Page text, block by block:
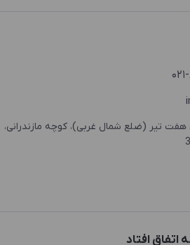
هفت تیر (ضلع شمال غربی)، کوچه مازندرانی،